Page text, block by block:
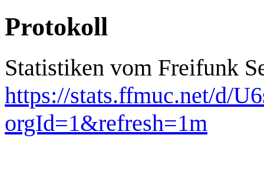
Protokoll
Statistiken vom Freifunk
https://stats.ffmuc.net/d/
orgId=1&refresh=1m